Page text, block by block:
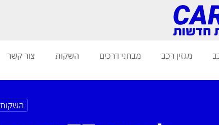
מגזין רכב מבחני דרכים השקות צור קשר
השקות